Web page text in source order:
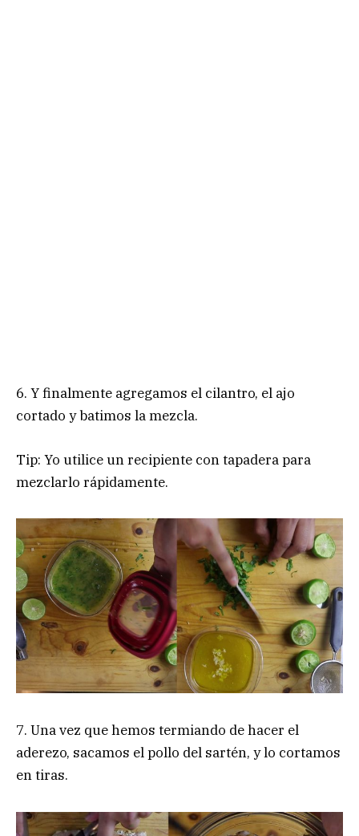
6. Y finalmente agregamos el cilantro, el ajo
cortado y batimos la mezcla.
Tip: Yo utilice un recipiente con tapadera para
mezclarlo rápidamente.
7. Una vez que hemos termiando de hacer el
aderezo, sacamos el pollo del sartén, y lo cortamos
en tiras.